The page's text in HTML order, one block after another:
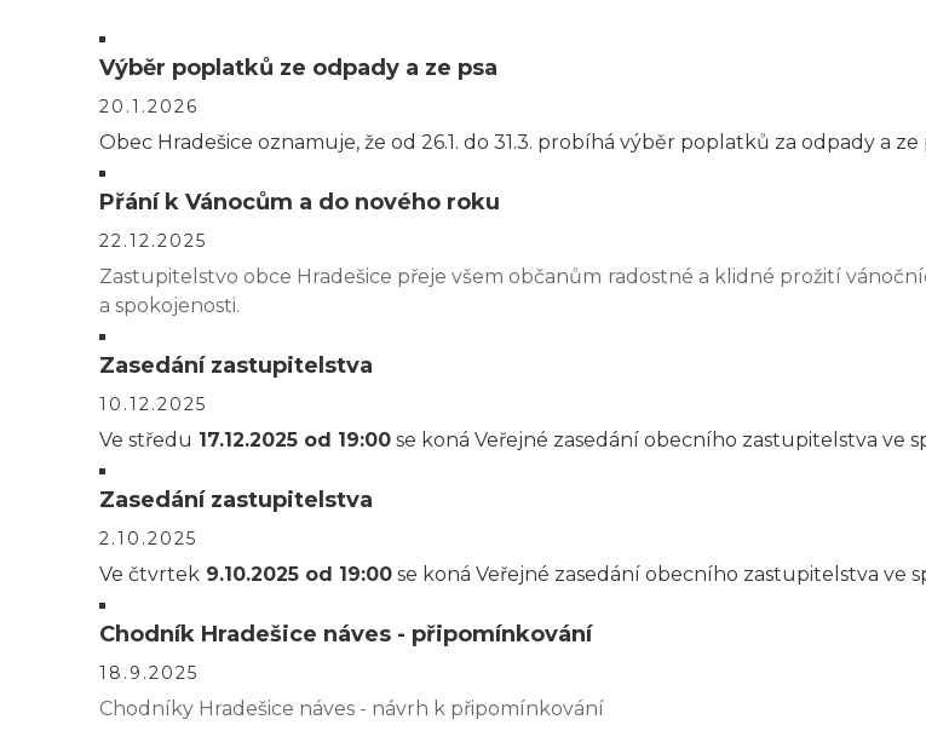
Výběr poplatků ze odpady a ze psa
20.1.2026
Obec Hradešice oznamuje, že od 26.1. do 31.3. probíhá výběr poplatků za odpady a ze
Přání k Vánocům a do nového roku
22.12.2025
Zastupitelstvo obce Hradešice přeje všem občanům radostné a klidné prožití
a spokojenosti.
Zasedání zastupitelstva
10.12.2025
Ve středu 17.12.2025 od 19:00 se koná Veřejné zasedání obecního zastupitelstva ve
Zasedání zastupitelstva
2.10.2025
Ve čtvrtek 9.10.2025 od 19:00 se koná Veřejné zasedání obecního zastupitelstva ve
Chodník Hradešice náves - připomínkování
18.9.2025
Chodníky Hradešice náves - návrh k připomínkování